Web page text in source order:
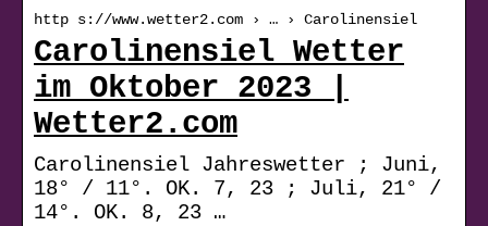
http s://www.wetter2.com › … › Carolinensiel
Carolinensiel Wetter
im Oktober 2023 |
Wetter2.com
Carolinensiel Jahreswetter ; Juni,
18° / 11°. OK. 7, 23 ; Juli, 21° /
14°. OK. 8, 23 …